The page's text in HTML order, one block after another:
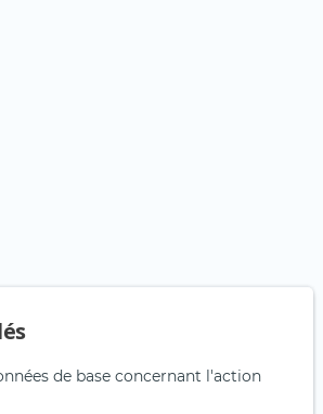
de base concernant l'action